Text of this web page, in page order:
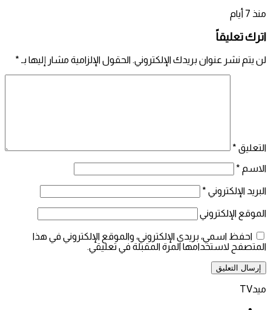
منذ 7 أيام
اترك تعليقاً
لن يتم نشر عنوان بريدك الإلكتروني. الحقول الإلزامية مشار إليها بـ *
التعليق *
الاسم *
البريد الإلكتروني *
الموقع الإلكتروني
احفظ اسمي، بريدي الإلكتروني، والموقع الإلكتروني في هذا
المتصفح لاستخدامها المرة المقبلة في تعليقي.
ميدTV